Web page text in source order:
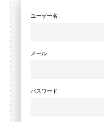
ユーザー名
メール
パスワード